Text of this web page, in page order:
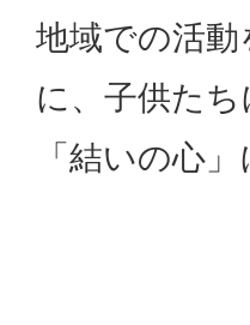
地域での活
に、子供た
「結いの心